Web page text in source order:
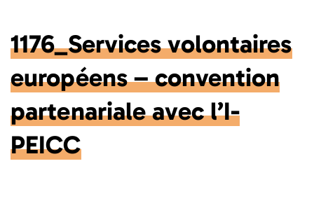
1176_Services volontaires
européens – convention
partenariale avec l’I-
PEICC